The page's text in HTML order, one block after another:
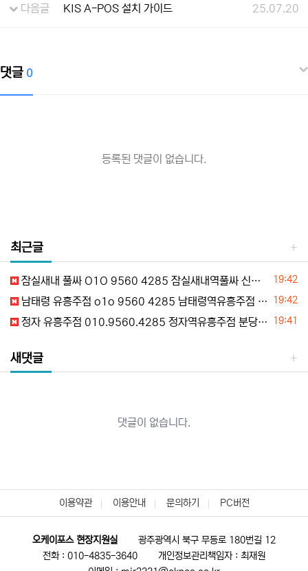
다음글 KIS A-POS 설치 가이드 25.07.20
댓글 0
등록된 댓글이 없습니다.
최근글
등록일
19:42
잠실새내 풀싸 O1O 9560 4285 잠실새내역풀싸 신천동풀싸 석촌동풀싸 방이동풀싸 추천
등록일
19:42
남태령 유흥주점 o1o 9560 4285 남태령역유흥주점 남태령동유흥주점 남태령가라오케 남태령셔츠룸 할인문의
등록일
19:41
정자 유흥주점 010.9560.4285 정자역유흥주점 분당유흥주점 서현유흥주점 정자풀사롱 추천
새댓글
댓글이 없습니다.
이용약관 이용안내 문의하기 PC버전
오케이포스 현장지원실
광주광역시 북구 무등로 180번길 12
전화 : 010-4835-3640
개인정보관리책임자 : 최재원